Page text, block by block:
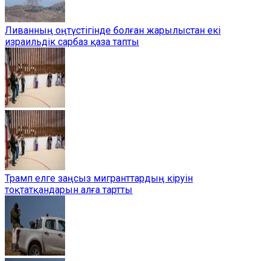
Ливанның оңтүстігінде болған жарылыстан екі
израильдік сарбаз қаза тапты
Трамп елге заңсыз мигранттардың кіруін
тоқтатқандарын алға тартты